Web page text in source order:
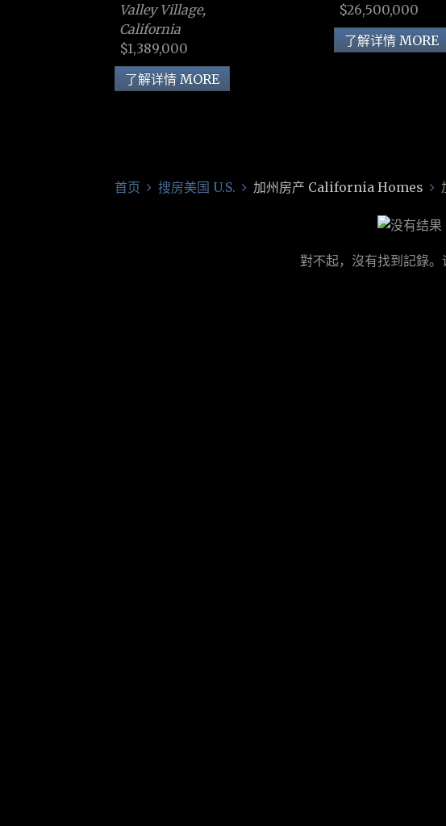
Valley Village,
California
$1,389,000
了解详情 MORE
$26,500,000
了解详情 MORE
首页 搜房美国 U.S. 加州房产 California Homes
對不起，沒有找到記錄。